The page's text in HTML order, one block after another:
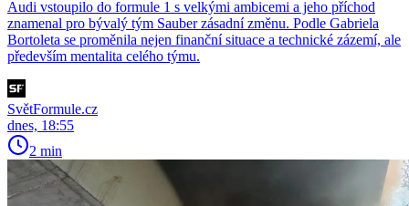
Audi vstoupilo do formule 1 s velkými ambicemi a jeho příchod
znamenal pro bývalý tým Sauber zásadní změnu. Podle Gabriela
Bortoleta se proměnila nejen finanční situace a technické zázemí, ale
především mentalita celého týmu.
SvětFormule.cz
dnes, 18:55
2 min